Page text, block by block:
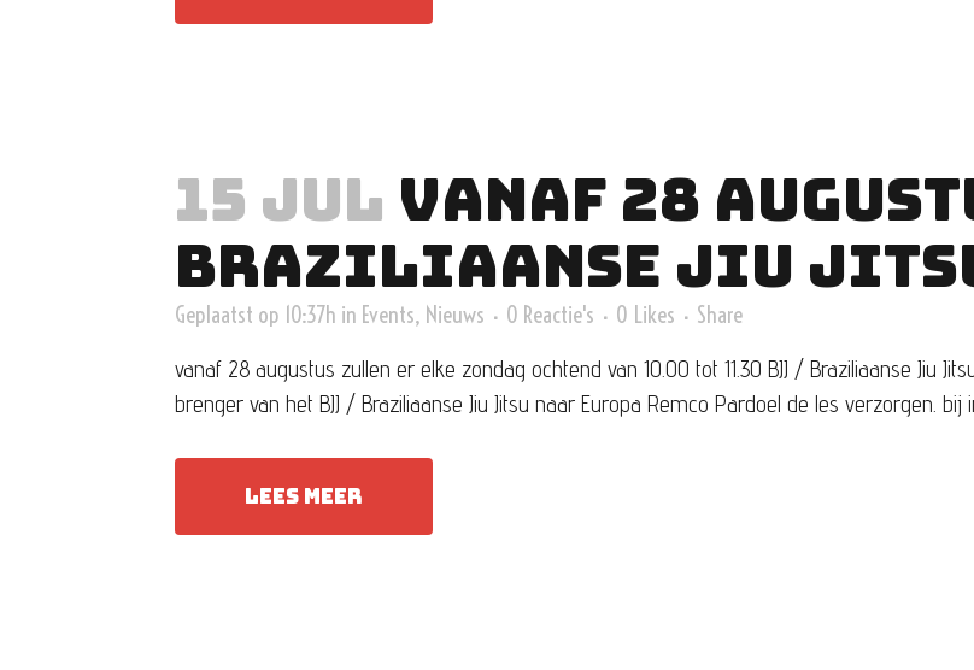
15 JUL VANAF 28
BRAZILIAANSE JIU
Geplaatst op 10:37h in Events, Nieuws 0 Reactie's 0 Likes Share
vanaf 28 augustus zullen er elke zondag ochtend van 10.00 tot 11.30 BJJ / Braziliaanse Jiu
brenger van het BJJ / Braziliaanse Jiu Jitsu naar Europa Remco Pardoel de les verzorgen. bij
LEES MEER